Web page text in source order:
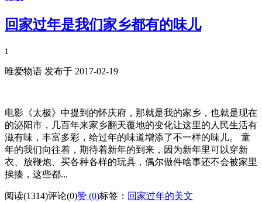
回家过年是我们家乡都有的味儿
1
唯爱物语 发布于 2017-02-19
电影《太极》中提到的怀庆府，那就是我的家乡，也就是现在
的泌阳市，几百年来家乡翻天覆地的变化让这里的人民生活有
滋有味，丰富多彩，给过年的味道增添了不一样的味儿。 童
年的我们向往着，期待着新年的到来，因为新年里可以穿新
衣、放鞭炮、买各种各样的玩具，偶尔做件啥事还不会被家里
挨揍，这些都...
阅读(1314)评论(0)赞 (0)标签： 回家过年的美文